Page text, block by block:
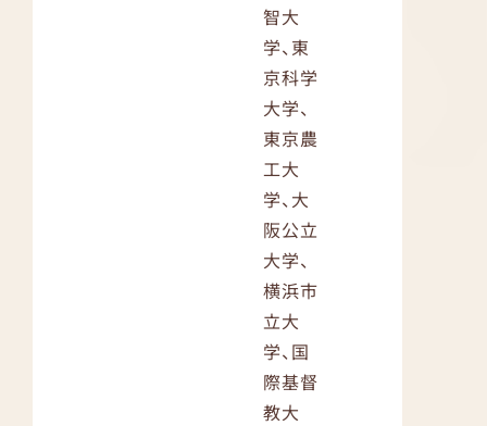
智大
学、東
京科学
大学、
東京農
工大
学、大
阪公立
大学、
横浜市
立大
学、国
際基督
教大